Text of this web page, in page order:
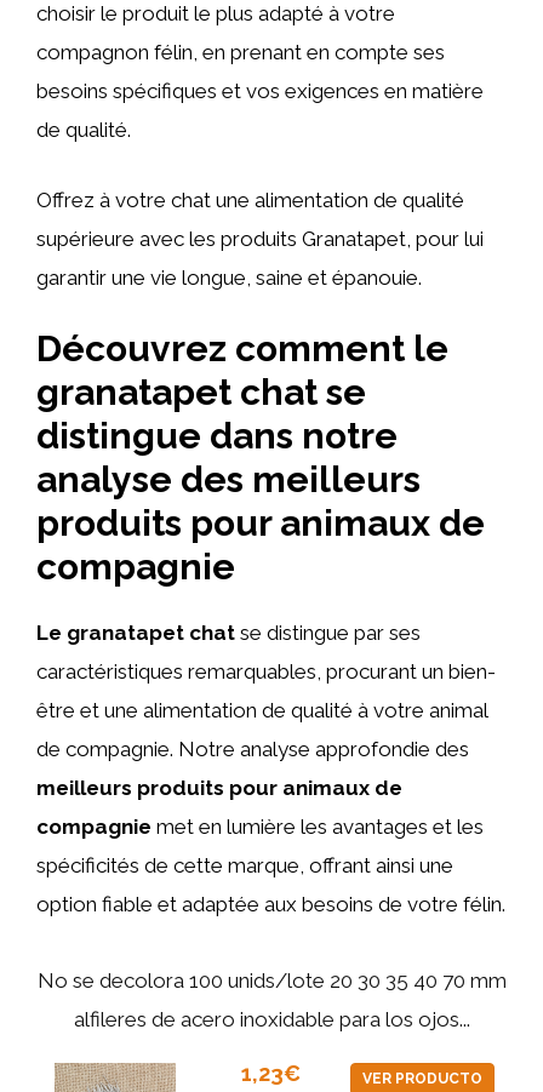
choisir le produit le plus adapté à votre
compagnon félin, en prenant en compte ses
besoins spécifiques et vos exigences en matière
de qualité.
Offrez à votre chat une alimentation de qualité
supérieure avec les produits Granatapet, pour lui
garantir une vie longue, saine et épanouie.
Découvrez comment le
granatapet chat se
distingue dans notre
analyse des meilleurs
produits pour animaux de
compagnie
Le granatapet chat se distingue par ses
caractéristiques remarquables, procurant un bien-
être et une alimentation de qualité à votre animal
de compagnie. Notre analyse approfondie des
meilleurs produits pour animaux de
compagnie met en lumière les avantages et les
spécificités de cette marque, offrant ainsi une
option fiable et adaptée aux besoins de votre félin.
No se decolora 100 unids/lote 20 30 35 40 70 mm
alfileres de acero inoxidable para los ojos...
1,23€ VER PRODUCTO